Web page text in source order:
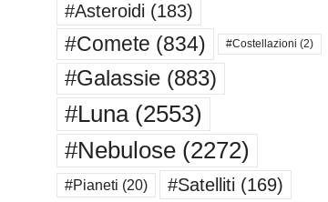
#Asteroidi (183)
#Comete (834) #Costellazioni (2)
#Galassie(883)
#Luna(2553)
#Nebulose(2272)
#Pianeti (20) #Satelliti (169)